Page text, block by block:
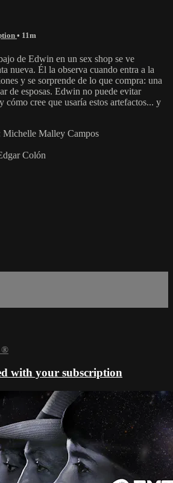
• 11m
de Edwin en un sex shop se ve
nueva. Él la observa cuando entra a la
y se sorprende de lo que compra: una
de esposas. Edwin no puede evitar
cómo cree que usaría estos artefactos... y
Malley Campos
Colón
®
with your subscription